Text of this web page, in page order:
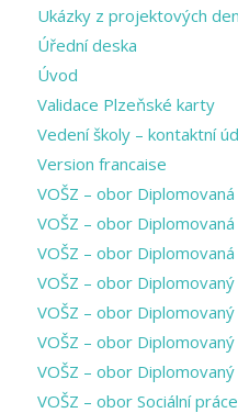
Ukázky z projektových
Úřední deska
Úvod
Validace Plzeňské karty
Vedení školy – kontaktní
Version francaise
VOŠZ – obor
VOŠZ – obor
VOŠZ – obor
VOŠZ – obor
VOŠZ – obor
VOŠZ – obor
VOŠZ – obor
VOŠZ – obor Sociální